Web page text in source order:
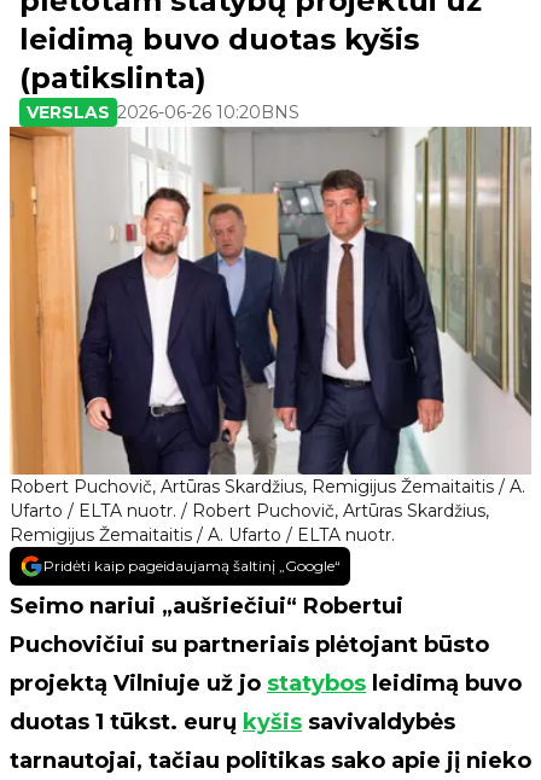
Robert Puchovič, Artūras Skardžius, Remigijus Žemaitaitis / A.
Ufarto / ELTA nuotr. / Robert Puchovič, Artūras Skardžius,
Remigijus Žemaitaitis / A. Ufarto / ELTA nuotr.
leidimą buvo duotas kyšis
(patikslinta)
VERSLAS 2026-06-26 10:20BNS
Pridėti kaip pageidaujamą šaltinį „Google“
Seimo nariui „aušriečiui“ Robertui
Puchovičiui su partneriais plėtojant būsto
projektą Vilniuje už jo statybos leidimą buvo
duotas 1 tūkst. eurų kyšis savivaldybės
tarnautojai, tačiau politikas sako apie jį nieko